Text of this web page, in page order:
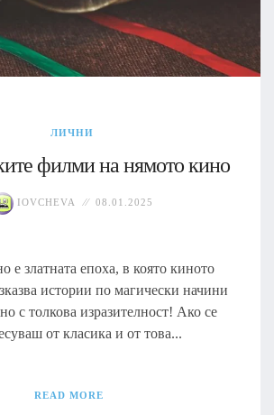
ЛИЧНИ
филми на нямото кино
IOVCHEVA 08.01.2025
е златната епоха, в която киното
истории по магически начини
с толкова изразителност! Ако се
от класика и от това...
READ MORE